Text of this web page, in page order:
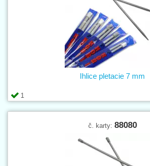
1
Ihlice pletacie 7 mm
č. karty: 88080